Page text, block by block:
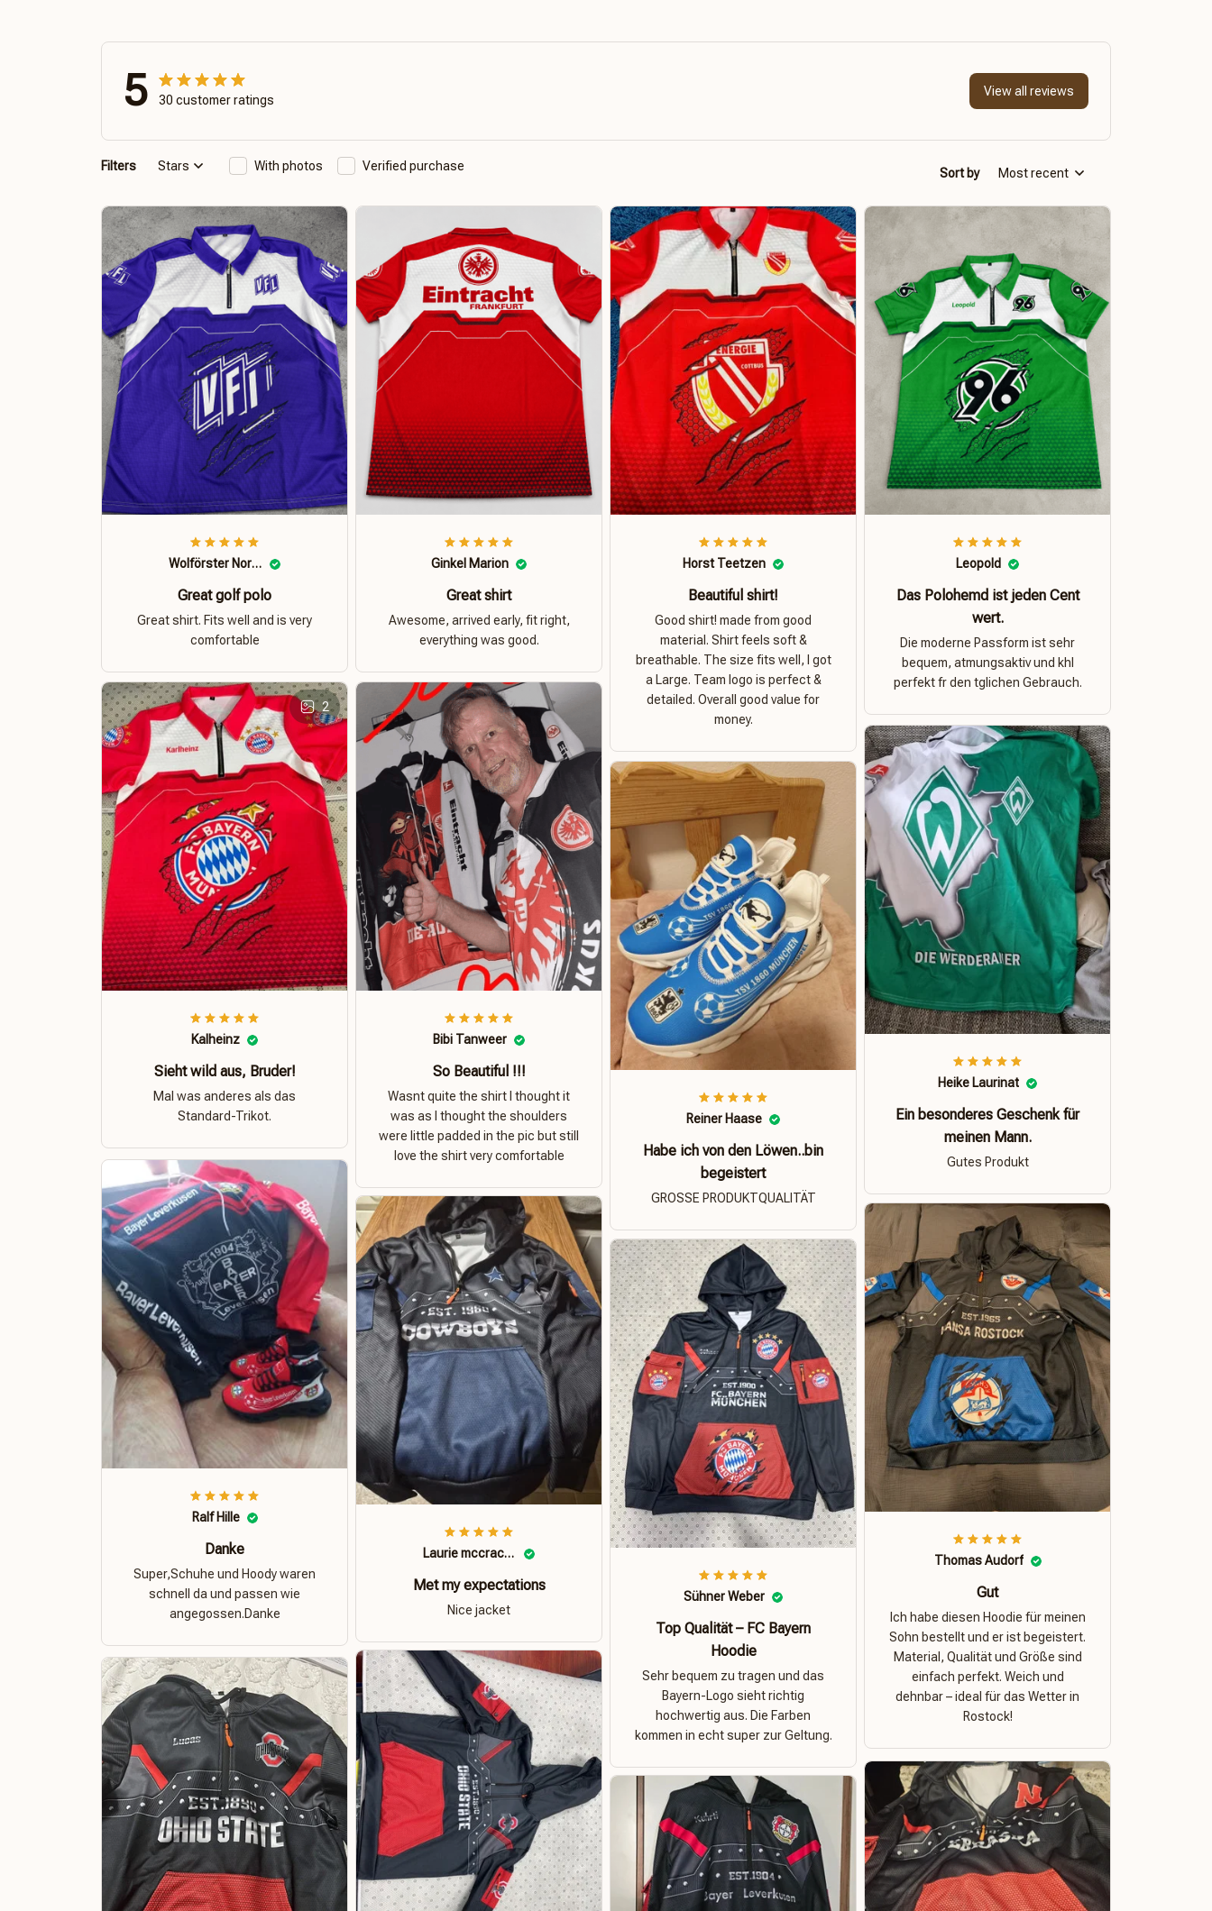
5 30 customer ratings
View all reviews
Filters Stars With photos Verified purchase Sort by Most recent
Wolförster Norbert
Great golf polo
Great shirt. Fits well and is very
comfortable
Ginkel Marion
Great shirt
Awesome, arrived early, fit right,
everything was good.
Horst Teetzen
Beautiful shirt!
Good shirt! made from good
material. Shirt feels soft &
breathable. The size fits well, I got
a Large. Team logo is perfect &
detailed. Overall good value for
money.
Leopold
Das Polohemd ist jeden Cent
wert.
Die moderne Passform ist sehr
bequem, atmungsaktiv und khl
perfekt fr den tglichen Gebrauch.
2
Kalheinz
Sieht wild aus, Bruder!
Mal was anderes als das
Standard-Trikot.
Bibi Tanweer
So Beautiful !!!
Wasnt quite the shirt I thought it
was as I thought the shoulders
were little padded in the pic but still
love the shirt very comfortable
Heike Laurinat
Ein besonderes Geschenk für
meinen Mann.
Gutes Produkt
Reiner Haase
Habe ich von den Löwen..bin
begeistert
GROSSE PRODUKTQUALITÄT
Ralf Hille
Danke
Super,Schuhe und Hoody waren
schnell da und passen wie
angegossen.Danke
Laurie mccracken
Met my expectations
Nice jacket
Thomas Audorf
Gut
Ich habe diesen Hoodie für meinen
Sohn bestellt und er ist begeistert.
Material, Qualität und Größe sind
einfach perfekt. Weich und
dehnbar – ideal für das Wetter in
Rostock!
Sühner Weber
Top Qualität – FC Bayern
Hoodie
Sehr bequem zu tragen und das
Bayern-Logo sieht richtig
hochwertig aus. Die Farben
kommen in echt super zur Geltung.